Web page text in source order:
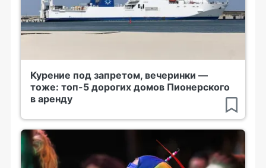
Курение под запретом, вечеринки —
тоже: топ-5 дорогих домов Пионерского
в аренду